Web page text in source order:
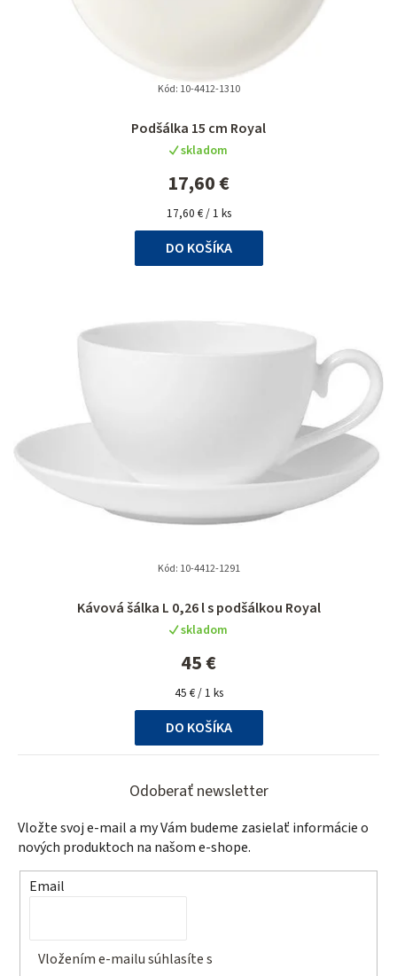
Podšálka 15 cm Royal
skladom
17,60 €
Jednotková
cena:
17,60 € / 1 ks
DO KOŠÍKA
Kód: 10-4412-1310
Kávová šálka L 0,26 l s podšálkou Royal
skladom
45 €
Jednotková
cena:
45 € / 1 ks
DO KOŠÍKA
Kód: 10-4412-1291
Odoberať newsletter
Vložte svoj e-mail a my Vám budeme zasielať informácie o
nových produktoch na našom e-shope.
Email
Vložením e-mailu súhlasíte s